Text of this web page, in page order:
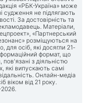
«РБК-Україна» може
судження не підлягають
За достовірність та
Матеріали,
«Партнерський
розміщуються на
для осіб, які досягли 21-
формат, що
з діяльністю
які випускають самі
Онлайн-медіа
віком від 21 року.